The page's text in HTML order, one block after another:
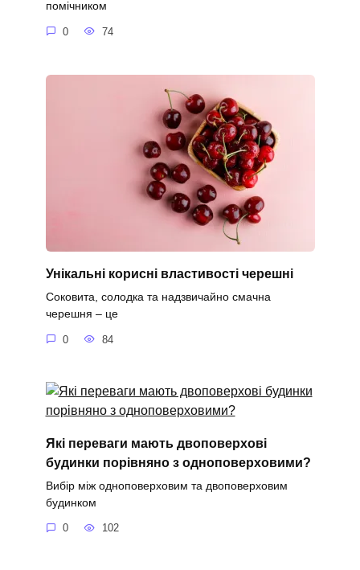
помічником
0 74
Унікальні корисні властивості черешні
Соковита, солодка та надзвичайно смачна
черешня – це
0 84
Які переваги мають двоповерхові
будинки порівняно з одноповерховими?
Вибір між одноповерховим та двоповерховим
будинком
0 102